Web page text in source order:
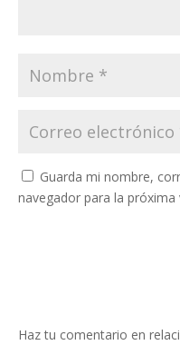
Guarda mi nombre,
navegador para la próxima
Haz tu comentario en